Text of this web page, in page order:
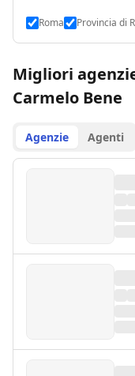
Roma Provincia di
Migliori
Carmelo Bene
Agenzie Agenti